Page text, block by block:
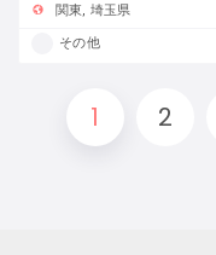
関東
埼玉県
その他
1 2